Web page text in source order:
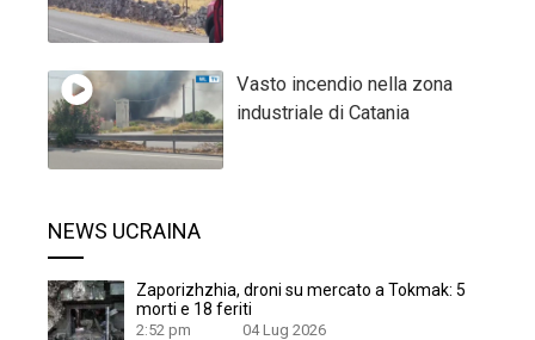
Vasto incendio nella zona
industriale di Catania
NEWS UCRAINA
Zaporizhzhia, droni su mercato a Tokmak: 5
morti e 18 feriti
2:52 pm 04 Lug 2026